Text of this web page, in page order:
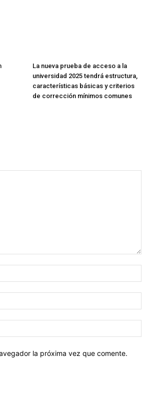
La nueva prueba de acceso a la
universidad 2025 tendrá estructura,
características básicas y criterios
de corrección mínimos comunes
la próxima vez que comente.